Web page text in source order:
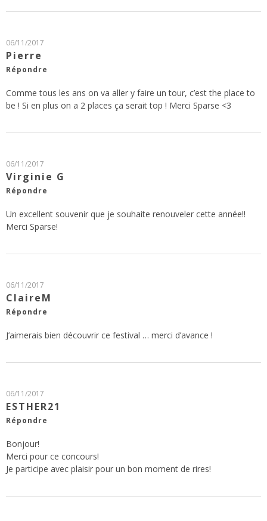
06/11/2017
Pierre
Répondre
Comme tous les ans on va aller y faire un tour, c’est the place to
be ! Si en plus on a 2 places ça serait top ! Merci Sparse <3
06/11/2017
Virginie G
Répondre
Un excellent souvenir que je souhaite renouveler cette année!!
Merci Sparse!
06/11/2017
ClaireM
Répondre
J’aimerais bien découvrir ce festival … merci d’avance !
06/11/2017
ESTHER21
Répondre
Bonjour!
Merci pour ce concours!
Je participe avec plaisir pour un bon moment de rires!